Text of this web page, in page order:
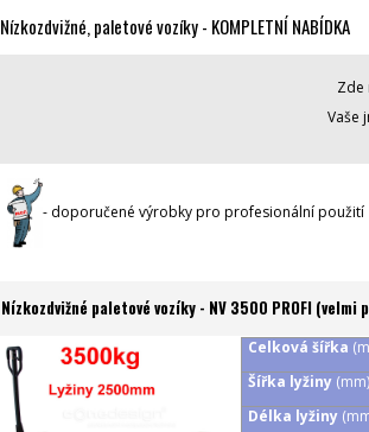
Nízkozdvižné, paletové vozíky - KOMPLETNÍ NABÍDKA
Zde
Vaše
- doporučené výrobky pro profesionální použití
Nízkozdvižné paletové vozíky - NV 3500 PROFI
Celková šířka
Šířka lyžiny (mm)
Délka lyžiny